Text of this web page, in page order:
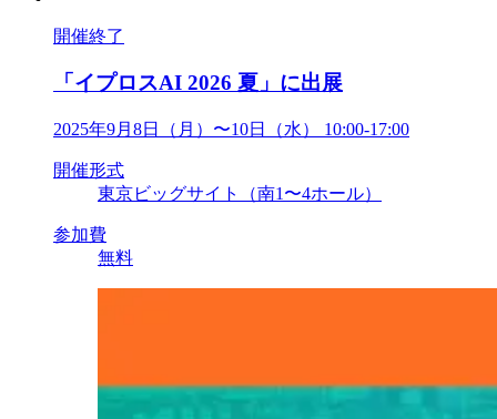
開催終了
「イプロスAI 2026 夏」に出展
2025年9月8日（月）〜10日（水） 10:00-17:00
開催形式
東京ビッグサイト（南1〜4ホール）
参加費
無料